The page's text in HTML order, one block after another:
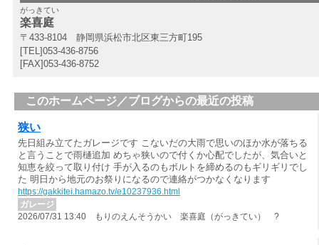
がっきてい
楽喜庭
〒433-8104 静岡県浜松市北区東三方町195
[TEL]053-436-8756
[FAX]053-436-8752
このホームページ／ブログからの最近の投稿
狭い
先日組み立てたガレージです こないだの大雨で思いのほか水が落ちる
と言うことで雨樋追加 めちゃ狭いので付くか心配でしたが、気合いと
知恵を絞って取り付け 手が入るのもボルトを締めるのもギリギリでし
た 明日から地元のお祭りになるので連絡がつかなくなります
https://gakkitei.hamazo.tv/e10237936.html
ガレージ
2026/07/31 13:40 もりのえんそうかい 楽喜庭（がっきてい） ?